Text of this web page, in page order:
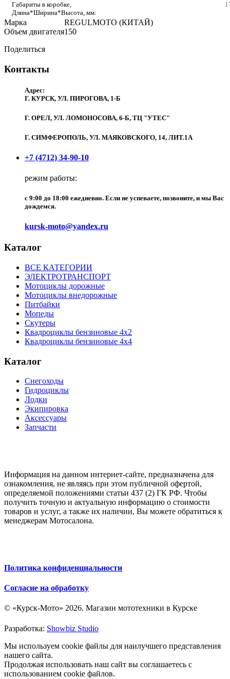
Габариты в коробке,
Длина*Ширина*Высота, мм:
Марка
REGULMOTO (КИТАЙ)
Объем двигателя150
Поделиться
Контакты
Адрес:
Г. КУРСК, УЛ. ПИРОГОВА, 1-Б
Г. ОРЕЛ, УЛ. ЛОМОНОСОВА, 6-Б, ТЦ "УТЕС"
Г. СИМФЕРОПОЛЬ, УЛ. МАЯКОВСКОГО, 14, ЛИТ.1А
+7 (4712) 34-90-10
режим работы:
c 9:00 до 18:00 ежедневно. Если не успеваете, позвоните, и мы Вас
дождемся.
kursk-moto@yandex.ru
Каталог
ВСЕ КАТЕГОРИИ
ЭЛЕКТРОТРАНСПОРТ
Мотоциклы дорожные
Мотоциклы внедорожные
Питбайки
Мопеды
Скутеры
Квадроциклы бензиновые 4х2
Квадроциклы бензиновые 4х4
Каталог
Снегоходы
Гидроциклы
Лодки
Экипировка
Аксессуары
Запчасти
Информация на данном интернет-сайте, предназначена для
ознакомления, не являясь при этом публичной офертой,
определяемой положениями статьи 437 (2) ГК РФ. Чтобы
получить точную и актуальную информацию о стоимости
товаров и услуг, а также их наличии, Вы можете обратиться к
менеджерам Мотосалона.
Политика конфиденциальности
Согласие на обработку
© «Курск-Мото» 2026. Магазин мототехники в Курске
Разработка: Showbiz Studio
Мы используем cookie файлы для наилучшего представления
нашего сайта.
Продолжая использовать наш сайт вы соглашаетесь с
использованием cookie файлов.